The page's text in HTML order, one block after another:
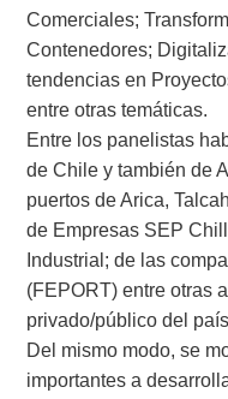
Comerciales;
Contenedores;
tendencias en
entre otras temáticas.
Entre los panelistas
de Chile y también de
puertos de Arica,
de Empresas SEP
Industrial; de las
(FEPORT) entre otras
privado/público del
Del mismo modo, se
importantes a